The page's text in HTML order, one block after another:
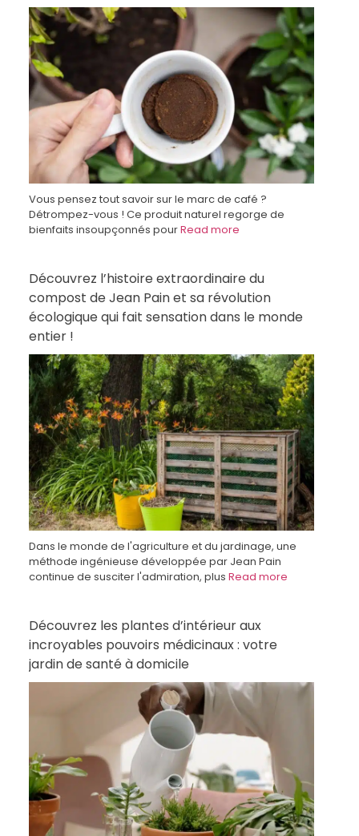
Vous pensez tout savoir sur le marc de café ?
Détrompez-vous ! Ce produit naturel regorge de
bienfaits insoupçonnés pourRead more
Découvrez l’histoire extraordinaire du
compost de Jean Pain et sa révolution
écologique qui fait sensation dans le monde
entier !
Dans le monde de l'agriculture et du jardinage, une
méthode ingénieuse développée par Jean Pain
continue de susciter l'admiration, plus Read more
Découvrez les plantes d’intérieur aux
incroyables pouvoirs médicinaux : votre
jardin de santé à domicile